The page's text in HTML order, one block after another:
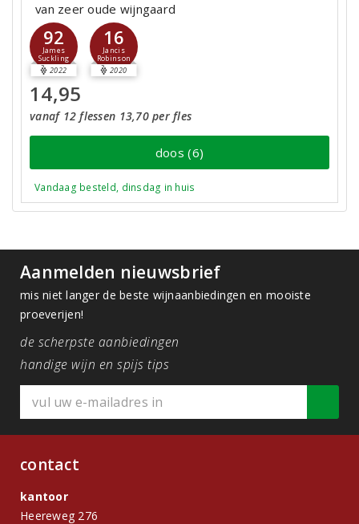
van zeer oude wijngaard
92
James
Suckling
2022
16
Jancis
Robinson
2020
14,95
vanaf 12 flessen 13,70 per fles
doos (6)
Vandaag besteld, dinsdag in huis
Aanmelden nieuwsbrief
mis niet langer de beste wijnaanbiedingen en mooiste
proeverijen!
de scherpste aanbiedingen
handige wijn en spijs tips
contact
kantoor
Heereweg 276